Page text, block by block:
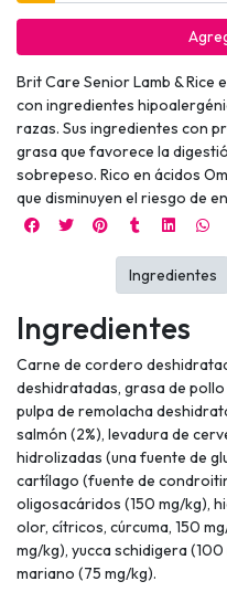
Brit Care Senior Lamb & Rice
con ingredientes
razas. Sus ingredientes con
grasa que favorece la
sobrepeso. Rico en ácidos
que disminuyen el riesgo de
Ingredientes
Carne de cordero
deshidratadas, grasa de
pulpa de remolacha
salmón (2%), levadura de
hidrolizadas (una fuente de
cartílago (fuente de
oligosacáridos (150 mg/kg),
olor, cítricos, cúrcuma, 150
mg/kg), yucca schidigera
mariano (75 mg/kg).
Ingredientes